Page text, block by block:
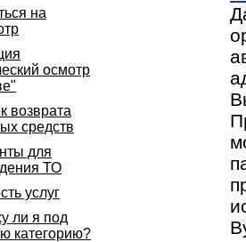
на
осмотр
возврата
средств
для
ТО
услуг
ли я под
категорию?